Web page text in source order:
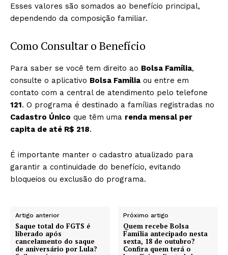
Esses valores são somados ao benefício principal,
dependendo da composição familiar.
Como Consultar o Benefício
Para saber se você tem direito ao Bolsa Família,
consulte o aplicativo Bolsa Família ou entre em
contato com a central de atendimento pelo telefone
121. O programa é destinado a famílias registradas no
Cadastro Único que têm uma renda mensal per
capita de até R$ 218.
É importante manter o cadastro atualizado para
garantir a continuidade do benefício, evitando
bloqueios ou exclusão do programa.
Artigo anterior
Saque total do FGTS é
liberado após
cancelamento do saque
de aniversário por Lula?
Próximo artigo
Quem recebe Bolsa
Família antecipado nesta
sexta, 18 de outubro?
Confira quem terá o